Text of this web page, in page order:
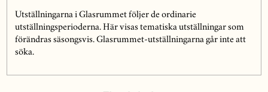
Utställningarna i Glasrummet följer de ordinarie
utställningsperioderna. Här visas tematiska utställningar som
förändras säsongsvis. Glasrummet-utställningarna går inte att
söka.